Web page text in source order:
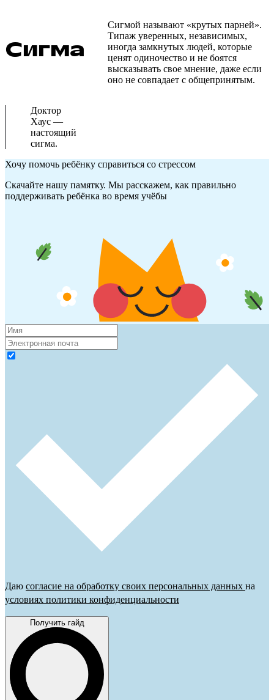
Сигма
Сигмой называют «крутых парней».
Типаж уверенных, независимых,
иногда замкнутых людей, которые
ценят одиночество и не боятся
высказывать свое мнение, даже если
оно не совпадает с общепринятым.
Доктор
Хаус —
настоящий
сигма.
Хочу помочь ребёнку справиться со стрессом
Скачайте нашу памятку. Мы расскажем, как правильно
поддерживать ребёнка во время учёбы
Даю согласие на обработку своих персональных данных на
условиях политики конфиденциальности
Получить гайд